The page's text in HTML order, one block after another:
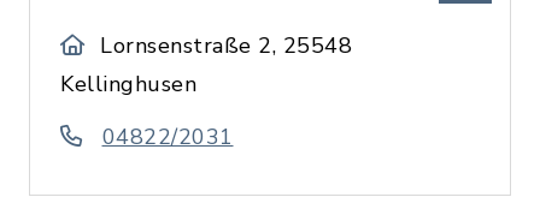
Lornsenstraße 2, 25548
Kellinghusen
04822/2031